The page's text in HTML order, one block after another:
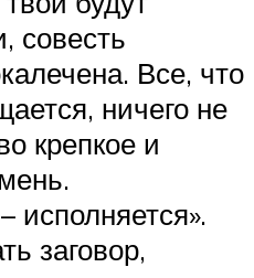
совесть
Все, что
ничего не
крепкое и
исполняется».
заговор,